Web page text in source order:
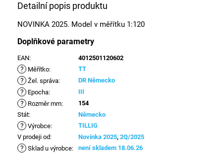
Detailní popis produktu
NOVINKA 2025. Model v měřítku 1:120
Doplňkové parametry
EAN: 4012501120602
? Měřítko: TT
? Žel. správa: DR Německo
? Epocha: III
? Rozměr mm:
154
Stát: Německo
? Výrobce:
TILLIG
V prodeji od: Novinka 2025, 2Q/2025
? Sklad u výrobce: není skladem 18.06.26